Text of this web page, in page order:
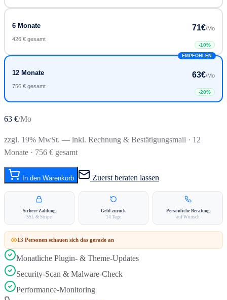
6 Monate
426 € gesamt
71€/Mo
-10%
EMPFOHLEN
12 Monate
756 € gesamt
63€/Mo
-20%
63 €/Mo
zzgl. 19% MwSt. — inkl. Rechnung & Bestätigungsmail · 12
Monate · 756 € gesamt
In den Warenkorb Zuerst beraten lassen
Sichere Zahlung
SSL & Stripe
Geld-zurück
14 Tage
Persönliche Beratung
auf Wunsch
13 Personen schauen sich das gerade an
Monatliche Plugin- & Theme-Updates
Security-Scan & Malware-Check
Performance-Monitoring